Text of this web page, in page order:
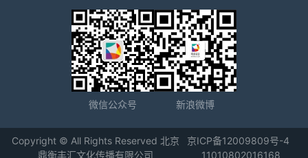
微信公众号 新浪微博
Copyright © All Rights Reserved 北京
鼎衡丰汇文化传播有限公司
京ICP备12009809号-4
11010802016168